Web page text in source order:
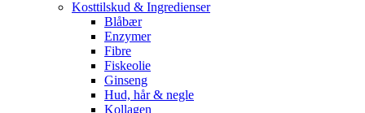
Kosttilskud & Ingredienser
Blåbær
Enzymer
Fibre
Fiskeolie
Ginseng
Hud, hår & negle
Kollagen